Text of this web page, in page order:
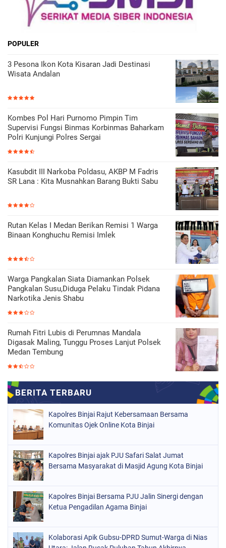
POPULER
3 Pesona Ikon Kota Kisaran Jadi Destinasi
Wisata Andalan
Kombes Pol Hari Purnomo Pimpin Tim
Supervisi Fungsi Binmas Korbinmas Baharkam
Polri Kunjungi Polres Sergai
Kasubdit III Narkoba Poldasu, AKBP M Fadris
SR Lana : Kita Musnahkan Barang Bukti Sabu
Rutan Kelas I Medan Berikan Remisi 1 Warga
Binaan Konghuchu Remisi Imlek
Warga Pangkalan Siata Diamankan Polsek
Pangkalan Susu,Diduga Pelaku Tindak Pidana
Narkotika Jenis Shabu
Rumah Fitri Lubis di Perumnas Mandala
Digasak Maling, Tunggu Proses Lanjut Polsek
Medan Tembung
Kapolres Binjai Rajut Kebersamaan Bersama
Komunitas Ojek Online Kota Binjai
Kapolres Binjai ajak PJU Safari Salat Jumat
Bersama Masyarakat di Masjid Agung Kota Binjai
Kapolres Binjai Bersama PJU Jalin Sinergi dengan
Ketua Pengadilan Agama Binjai
Kolaborasi Apik Gubsu-DPRD Sumut-Warga di Nias